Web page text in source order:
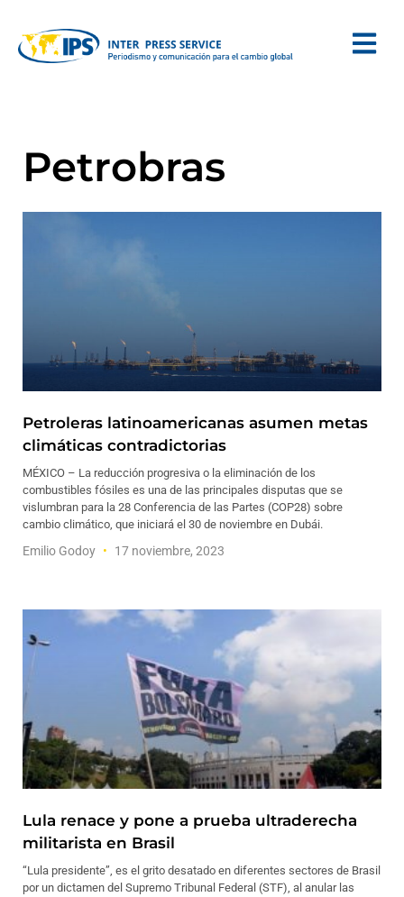
Petrobras
Petroleras latinoamericanas asumen metas
climáticas contradictorias
MÉXICO – La reducción progresiva o la eliminación de los
combustibles fósiles es una de las principales disputas que se
vislumbran para la 28 Conferencia de las Partes (COP28) sobre
cambio climático, que iniciará el 30 de noviembre en Dubái.
Emilio Godoy 17 noviembre, 2023
Lula renace y pone a prueba ultraderecha
militarista en Brasil
“Lula presidente”, es el grito desatado en diferentes sectores de Brasil
por un dictamen del Supremo Tribunal Federal (STF), al anular las